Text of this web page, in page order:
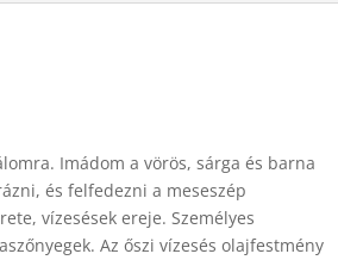
Imádom a vörös, sárga és barna
és felfedezni a meseszép
vízesések ereje. Személyes
Az őszi vízesés olajfestmény